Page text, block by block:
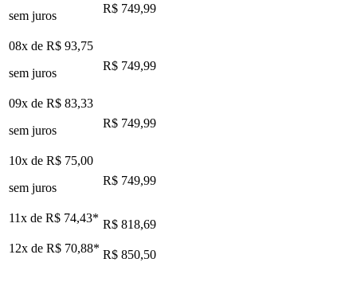
sem juros
R$ 749,99
08x de R$ 93,75
sem juros
R$ 749,99
09x de R$ 83,33
sem juros
R$ 749,99
10x de R$ 75,00
sem juros
R$ 749,99
11x de R$ 74,43* R$ 818,69
12x de R$ 70,88* R$ 850,50